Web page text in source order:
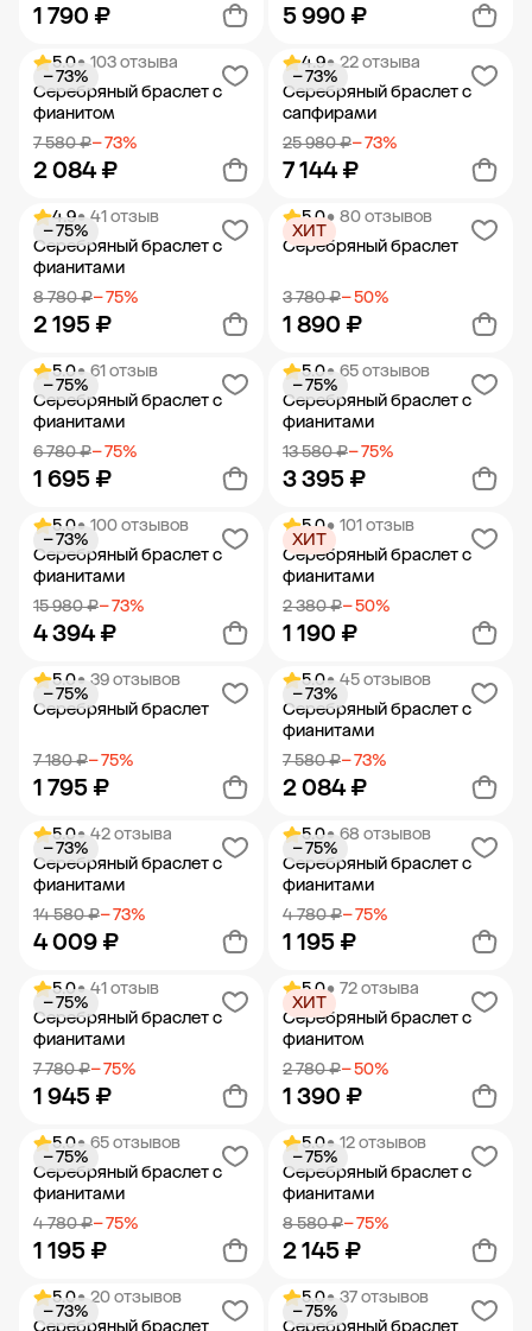
1 790 ₽
Добавить в корзину
5 990 ₽
Добавить в корзину
5.0• 103 отзыва
Серебряный браслет с
фианитом
7 580 ₽− 73%
2 084 ₽
− 73%
Добавить в корзину
4.9• 22 отзыва
Серебряный браслет с
сапфирами
25 980 ₽− 73%
7 144 ₽
− 73%
Добавить в корзину
4.9• 41 отзыв
Серебряный браслет с
фианитами
8 780 ₽− 75%
2 195 ₽
− 75%
Добавить в корзину
5.0• 80 отзывов
Серебряный браслет
3 780 ₽− 50%
1 890 ₽
ХИТ
Добавить в корзину
5.0• 61 отзыв
Серебряный браслет с
фианитами
6 780 ₽− 75%
1 695 ₽
− 75%
Добавить в корзину
5.0• 65 отзывов
Серебряный браслет с
фианитами
13 580 ₽− 75%
3 395 ₽
− 75%
Добавить в корзину
5.0• 100 отзывов
Серебряный браслет с
фианитами
15 980 ₽− 73%
4 394 ₽
− 73%
Добавить в корзину
5.0• 101 отзыв
Серебряный браслет с
фианитами
2 380 ₽− 50%
1 190 ₽
ХИТ
Добавить в корзину
5.0• 39 отзывов
Серебряный браслет
7 180 ₽− 75%
1 795 ₽
− 75%
Добавить в корзину
5.0• 45 отзывов
Серебряный браслет с
фианитами
7 580 ₽− 73%
2 084 ₽
− 73%
Добавить в корзину
5.0• 42 отзыва
Серебряный браслет с
фианитами
14 580 ₽− 73%
4 009 ₽
− 73%
Добавить в корзину
5.0• 68 отзывов
Серебряный браслет с
фианитами
4 780 ₽− 75%
1 195 ₽
− 75%
Добавить в корзину
5.0• 41 отзыв
Серебряный браслет с
фианитами
7 780 ₽− 75%
1 945 ₽
− 75%
Добавить в корзину
5.0• 72 отзыва
Серебряный браслет с
фианитом
2 780 ₽− 50%
1 390 ₽
ХИТ
Добавить в корзину
5.0• 65 отзывов
Серебряный браслет с
фианитами
4 780 ₽− 75%
1 195 ₽
− 75%
Добавить в корзину
5.0• 12 отзывов
Серебряный браслет с
фианитами
8 580 ₽− 75%
2 145 ₽
− 75%
Добавить в корзину
5.0• 20 отзывов
Серебряный браслет
− 73%
5.0• 37 отзывов
Серебряный браслет
− 75%